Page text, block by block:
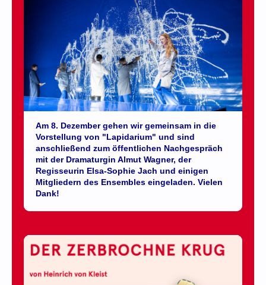
Am 8. Dezember gehen wir gemeinsam in die
Vorstellung von "Lapidarium" und sind
anschließend zum öffentlichen Nachgespräch
mit der Dramaturgin Almut Wagner, der
Regisseurin Elsa-Sophie Jach und einigen
Mitgliedern des Ensembles eingeladen. Vielen
Dank!